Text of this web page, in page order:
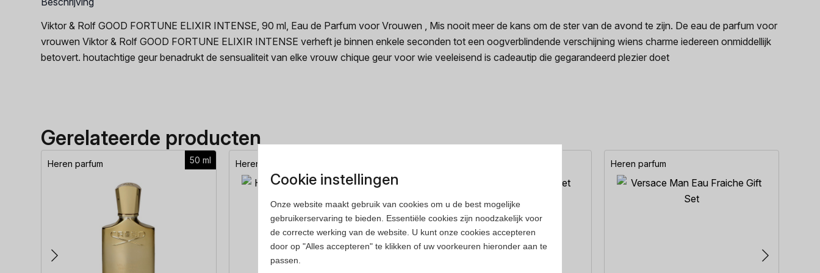
Viktor & Rolf GOOD FORTUNE ELIXIR INTENSE, 90 ml, Eau de Parfum voor Vrouwen , Mis nooit meer de kans om de ster van de avond te zijn. De eau de parfum voor
vrouwen Viktor & Rolf GOOD FORTUNE ELIXIR INTENSE verheft je binnen enkele seconden tot een oogverblindende verschijning wiens charme iedereen onmiddellijk
betovert. houtachtige geur benadrukt de sensualiteit van elke vrouw chique geur voor wie veeleisend is cadeautip die gegarandeerd plezier doet
Gerelateerde producten
50 ml
Heren parfum Heren parfum Heren parfum
Cookie instellingen
Onze website maakt gebruik van cookies om u de best mogelijke
gebruikerservaring te bieden. Essentiële cookies zijn noodzakelijk voor
de correcte werking van de website. U kunt onze cookies accepteren
door op "Alles accepteren" te klikken of uw voorkeuren hieronder aan te
passen.